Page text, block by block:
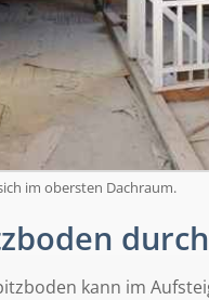
im obersten Dachraum.
kann im